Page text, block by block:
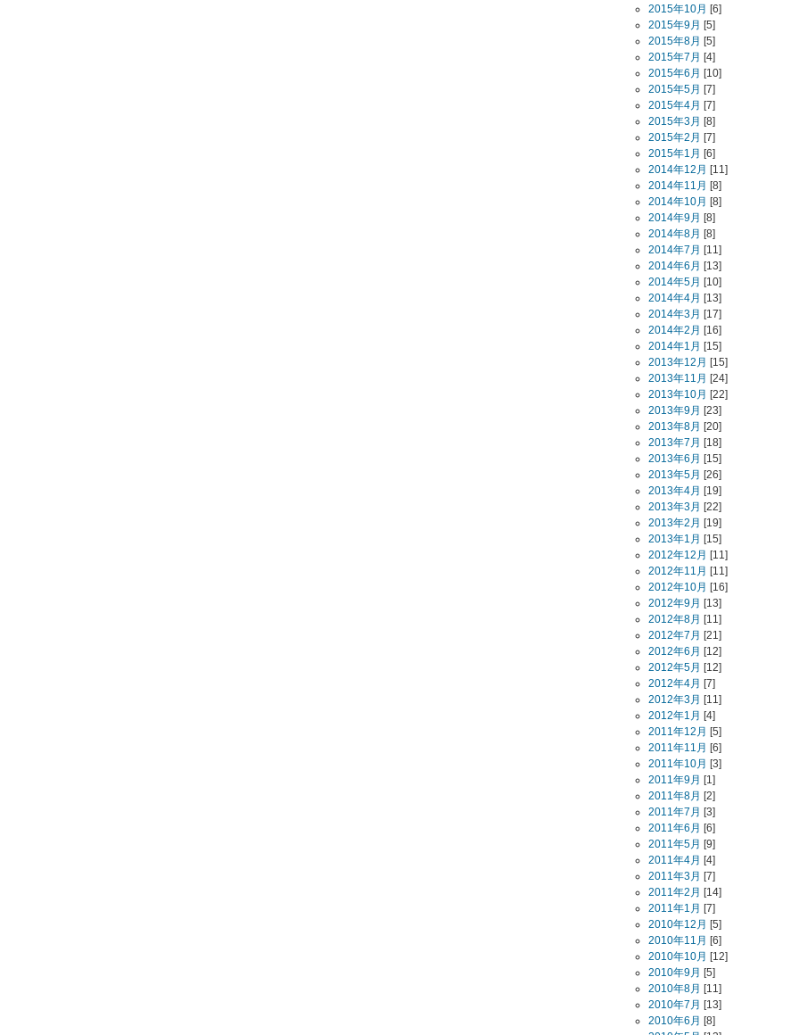
2015年10月 [6]
2015年9月 [5]
2015年8月 [5]
2015年7月 [4]
2015年6月 [10]
2015年5月 [7]
2015年4月 [7]
2015年3月 [8]
2015年2月 [7]
2015年1月 [6]
2014年12月 [11]
2014年11月 [8]
2014年10月 [8]
2014年9月 [8]
2014年8月 [8]
2014年7月 [11]
2014年6月 [13]
2014年5月 [10]
2014年4月 [13]
2014年3月 [17]
2014年2月 [16]
2014年1月 [15]
2013年12月 [15]
2013年11月 [24]
2013年10月 [22]
2013年9月 [23]
2013年8月 [20]
2013年7月 [18]
2013年6月 [15]
2013年5月 [26]
2013年4月 [19]
2013年3月 [22]
2013年2月 [19]
2013年1月 [15]
2012年12月 [11]
2012年11月 [11]
2012年10月 [16]
2012年9月 [13]
2012年8月 [11]
2012年7月 [21]
2012年6月 [12]
2012年5月 [12]
2012年4月 [7]
2012年3月 [11]
2012年1月 [4]
2011年12月 [5]
2011年11月 [6]
2011年10月 [3]
2011年9月 [1]
2011年8月 [2]
2011年7月 [3]
2011年6月 [6]
2011年5月 [9]
2011年4月 [4]
2011年3月 [7]
2011年2月 [14]
2011年1月 [7]
2010年12月 [5]
2010年11月 [6]
2010年10月 [12]
2010年9月 [5]
2010年8月 [11]
2010年7月 [13]
2010年6月 [8]